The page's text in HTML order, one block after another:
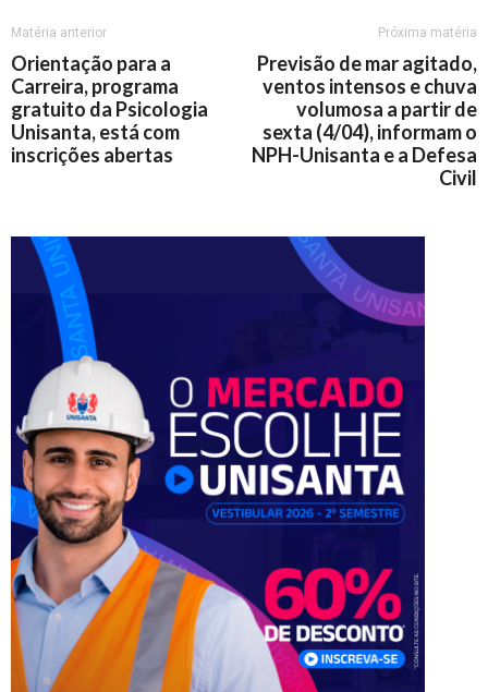
Matéria anterior
Orientação para a
Carreira, programa
gratuito da Psicologia
Unisanta, está com
inscrições abertas
Próxima matéria
Previsão de mar agitado,
ventos intensos e chuva
volumosa a partir de
sexta (4/04), informam o
NPH-Unisanta e a Defesa
Civil